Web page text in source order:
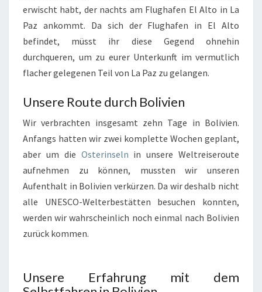
erwischt habt, der nachts am Flughafen El Alto in La
Paz ankommt. Da sich der Flughafen in El Alto
befindet, müsst ihr diese Gegend ohnehin
durchqueren, um zu eurer Unterkunft im vermutlich
flacher gelegenen Teil von La Paz zu gelangen.
Unsere Route durch Bolivien
Wir verbrachten insgesamt zehn Tage in Bolivien.
Anfangs hatten wir zwei komplette Wochen geplant,
aber um die Osterinseln in unsere Weltreiseroute
aufnehmen zu können, mussten wir unseren
Aufenthalt in Bolivien verkürzen. Da wir deshalb nicht
alle UNESCO-Welterbestätten besuchen konnten,
werden wir wahrscheinlich noch einmal nach Bolivien
zurück kommen.
Unsere Erfahrung mit dem